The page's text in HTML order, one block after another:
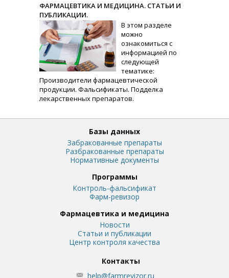
ФАРМАЦЕВТИКА И МЕДИЦИНА. СТАТЬИ И
ПУБЛИКАЦИИ.
В этом разделе
можно
ознакомиться с
информацией по
следующей
тематике:
Производители фармацевтической
продукции. Фальсификаты. Подделка
лекарственных препаратов.
Базы данных
Забракованные препараты
Разбракованные препараты
Нормативные документы
Программы
Контроль-фальсификат
Фарм-ревизор
Фармацевтика и медицина
Новости
Статьи и публикации
Центр контроля качества
Контакты
help@farmrevizor.ru